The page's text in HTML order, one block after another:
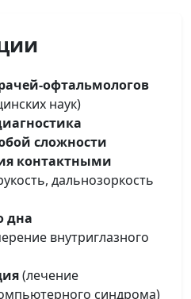
офтальмологов
наук)
сложности
контактными
дальнозоркость
дна
внутриглазного
(лечение
синдрома)